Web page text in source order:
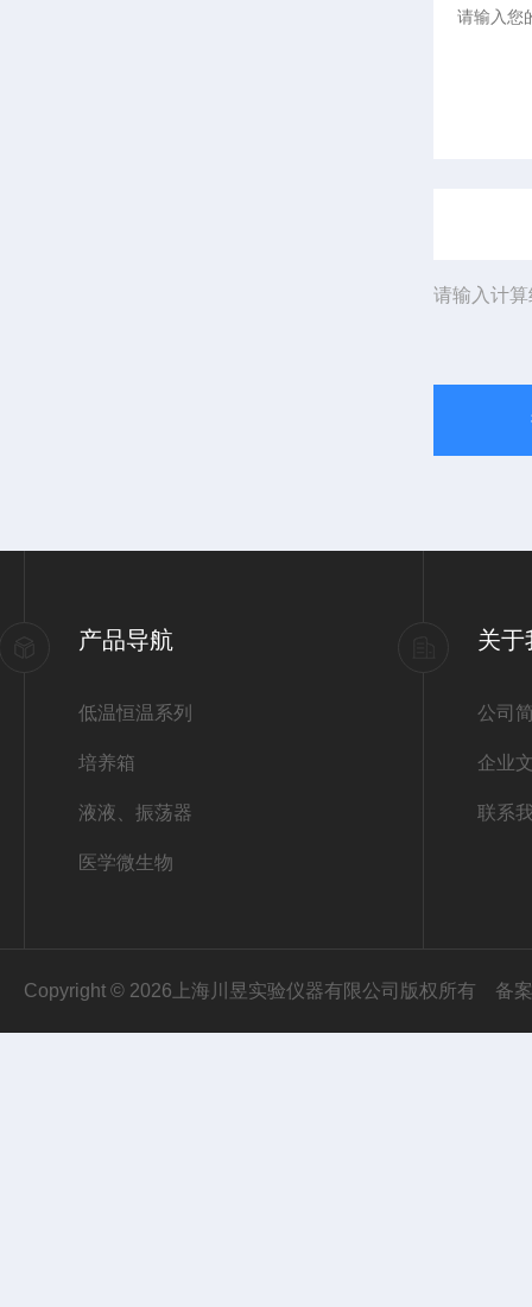
请输入计
产品导航
低温恒温系列
培养箱
液液、振荡器
医学微生物
关于
公司
企业
联系
Copyright © 2026上海川昱实验仪器有限公司版权所有 备